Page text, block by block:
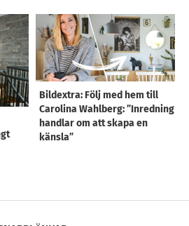
Bildextra: Följ med hem till
Carolina Wahlberg: ”Inredning
handlar om att skapa en
känsla”